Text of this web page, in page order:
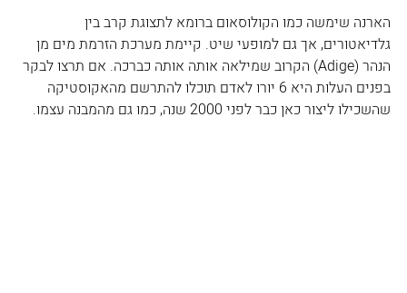
הארנה שימשה כמו הקולוסאום ברומא לתצוגת קרב בין
גלדיאטורים, אך גם למופעי שיט. קיימת מערכת הזרמת מים מן
הנהר (Adige) הקרוב שמילאה אותה אותה כברכה. אם תרצו לבקר
בפנים העלות היא 6 יורו לאדם תוכלו להתרשם מהאקוסטיקה
שהשכילו ליצור כאן כבר לפני 2000 שנה, כמו גם מהמבנה עצמו.